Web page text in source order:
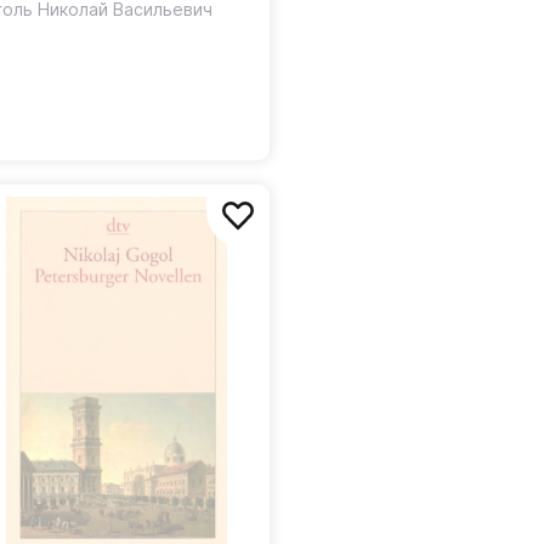
Stories
Николай Васильевич